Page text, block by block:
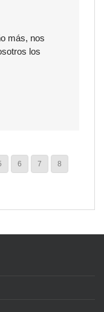
más, nos
los
6 7 8